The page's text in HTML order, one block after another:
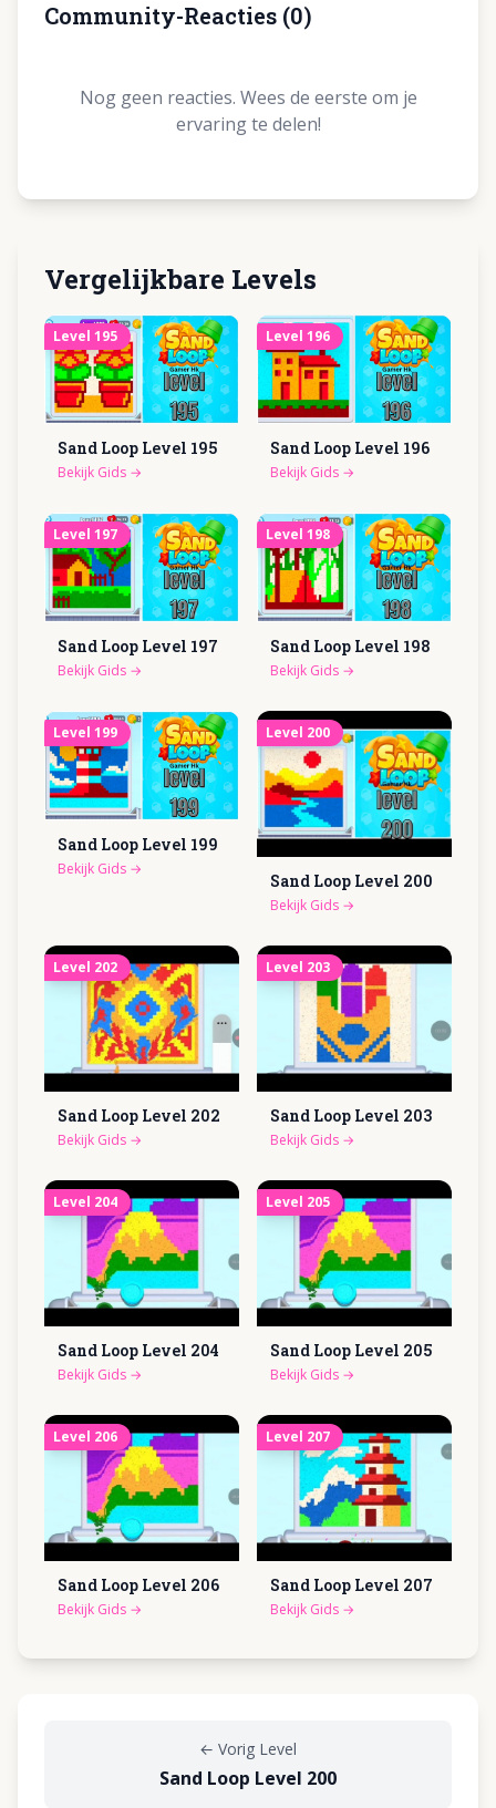
Community-Reacties (0)
Nog geen reacties. Wees de eerste om je
ervaring te delen!
Vergelijkbare Levels
Level 195
Sand Loop Level 195
Bekijk Gids →
Level 196
Sand Loop Level 196
Bekijk Gids →
Level 197
Sand Loop Level 197
Bekijk Gids →
Level 198
Sand Loop Level 198
Bekijk Gids →
Level 199
Sand Loop Level 199
Bekijk Gids →
Level 200
Sand Loop Level 200
Bekijk Gids →
Level 202
Sand Loop Level 202
Bekijk Gids →
Level 203
Sand Loop Level 203
Bekijk Gids →
Level 204
Sand Loop Level 204
Bekijk Gids →
Level 205
Sand Loop Level 205
Bekijk Gids →
Level 206
Sand Loop Level 206
Bekijk Gids →
Level 207
Sand Loop Level 207
Bekijk Gids →
← Vorig Level
Sand Loop Level 200